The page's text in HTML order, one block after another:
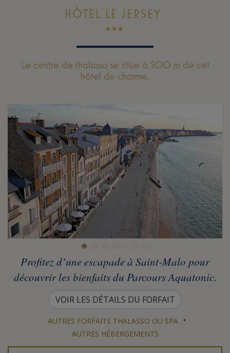
HÔTEL LE JERSEY
Le centre de thalasso se situe à 500 m de cet
hôtel de charme.
Profitez d’une escapade à Saint-Malo pour
découvrir les bienfaits du Parcours Aquatonic.
VOIR LES DÉTAILS DU FORFAIT
AUTRES FORFAITS THALASSO OU SPA •
AUTRES HÉBERGEMENTS